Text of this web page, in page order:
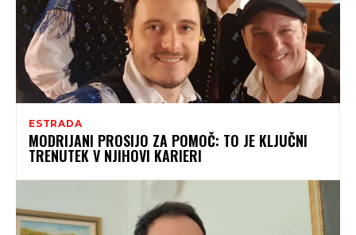
ESTRADA
MODRIJANI PROSIJO ZA POMOČ: TO JE KLJUČNI
TRENUTEK V NJIHOVI KARIERI